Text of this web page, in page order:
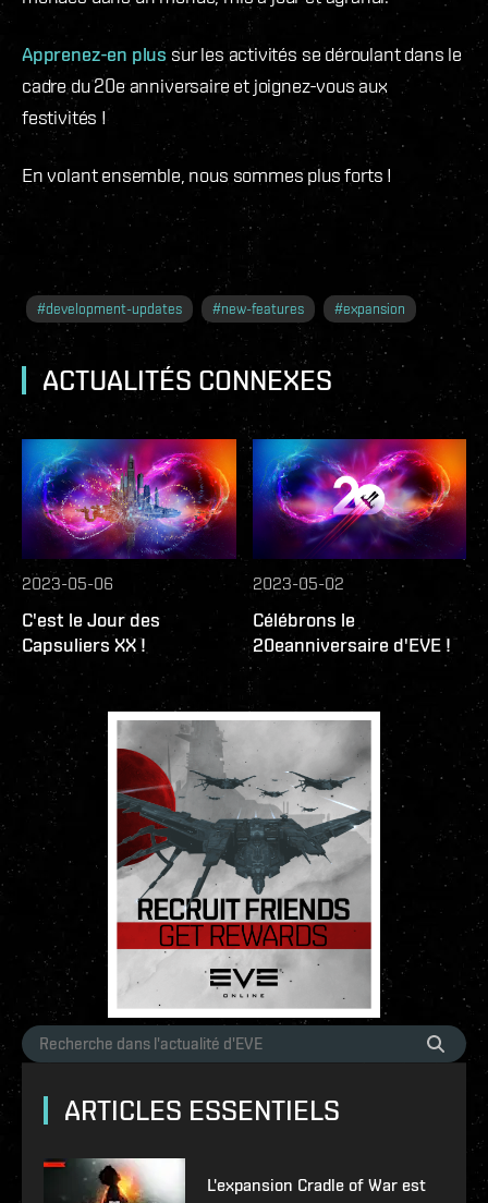
Apprenez-en plus sur les activités se déroulant dans le
cadre du 20e anniversaire et joignez-vous aux
festivités !
En volant ensemble, nous sommes plus forts !
#development-updates #new-features #expansion
ACTUALITÉS CONNEXES
2023-05-06
C'est le Jour des
Capsuliers XX !
2023-05-02
Célébrons le
20eanniversaire d'EVE !
ARTICLES ESSENTIELS
L'expansion Cradle of War est